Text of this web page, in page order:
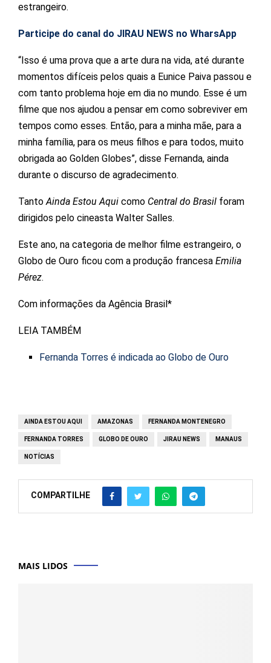
estrangeiro.
Participe do canal do JIRAU NEWS no WharsApp
“Isso é uma prova que a arte dura na vida, até durante
momentos difíceis pelos quais a Eunice Paiva passou e
com tanto problema hoje em dia no mundo. Esse é um
filme que nos ajudou a pensar em como sobreviver em
tempos como esses. Então, para a minha mãe, para a
minha família, para os meus filhos e para todos, muito
obrigada ao Golden Globes”, disse Fernanda, ainda
durante o discurso de agradecimento.
Tanto Ainda Estou Aqui como Central do Brasil foram
dirigidos pelo cineasta Walter Salles.
Este ano, na categoria de melhor filme estrangeiro, o
Globo de Ouro ficou com a produção francesa Emilia
Pérez.
Com informações da Agência Brasil*
LEIA TAMBÉM
Fernanda Torres é indicada ao Globo de Ouro
AINDA ESTOU AQUI AMAZONAS FERNANDA MONTENEGRO
FERNANDA TORRES GLOBO DE OURO JIRAU NEWS MANAUS
NOTÍCIAS
COMPARTILHE
MAIS LIDOS